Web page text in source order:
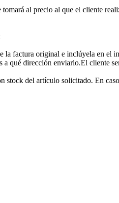
al precio al que el cliente
la factura original e inclúyela en
qué dirección enviarlo.El cliente
stock del artículo solicitado. En